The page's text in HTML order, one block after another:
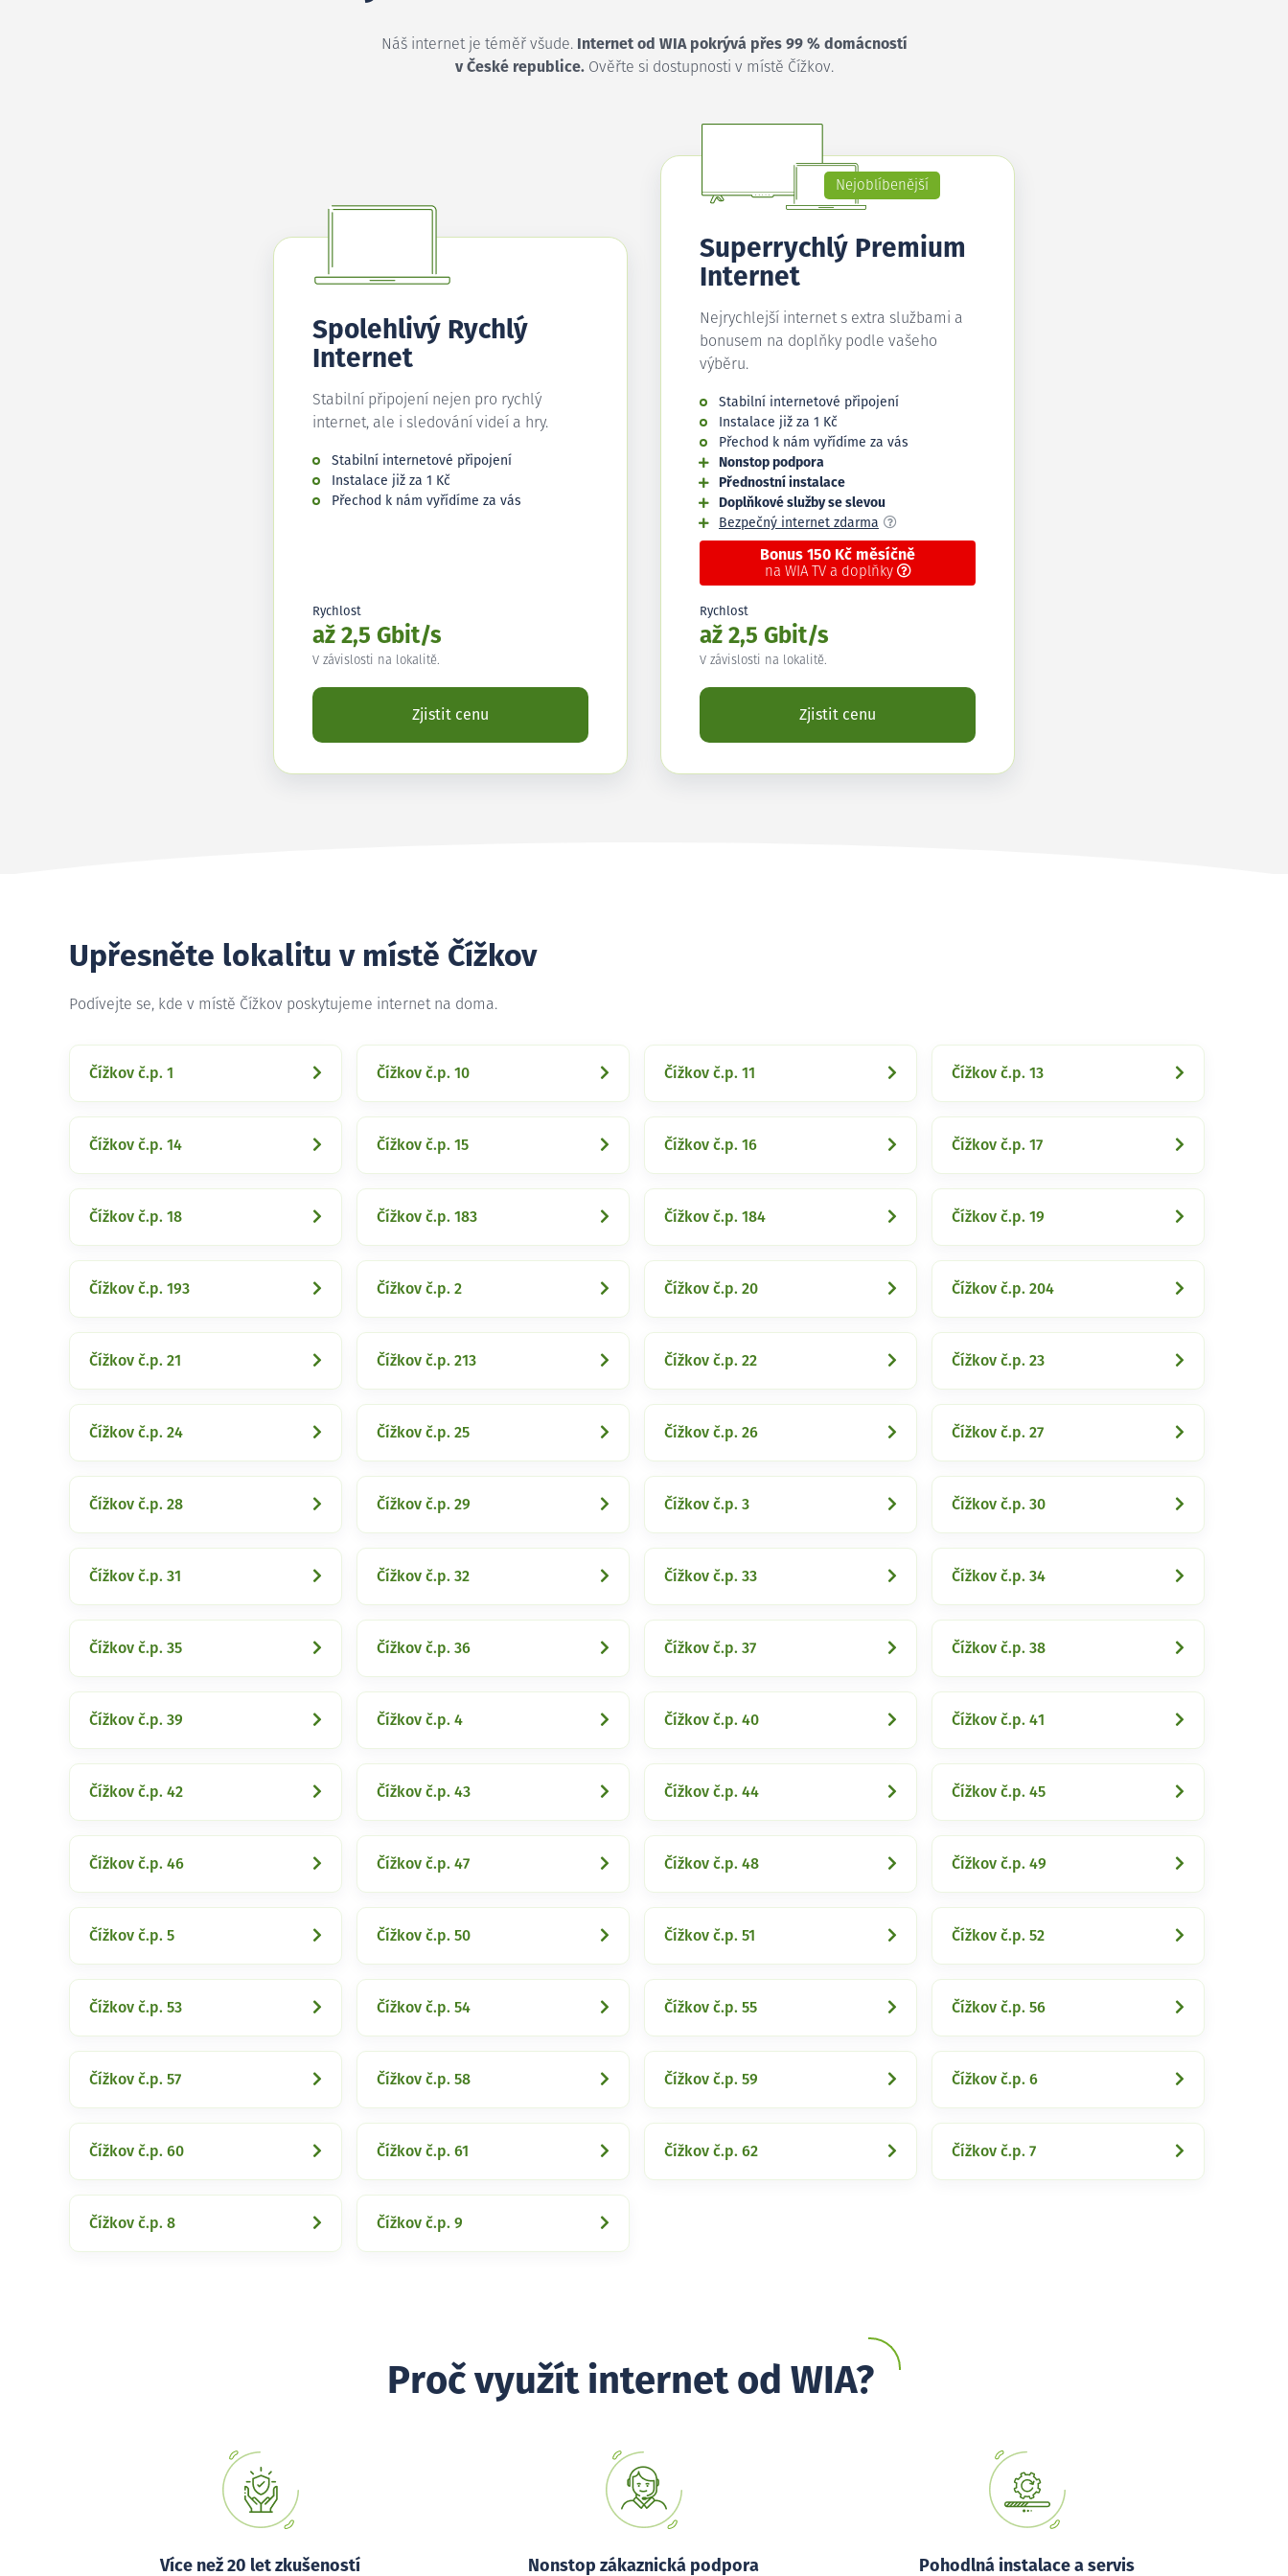
Náš internet je téměř všude.
Internet od WIA pokrývá přes 99 % domácností
v České republice.Ověřte si dostupnosti v místě Čížkov.
Spolehlivý Rychlý
Internet
Stabilní připojení nejen pro rychlý
internet, ale i sledování videí a hry.
Stabilní internetové připojení
Instalace již za 1 Kč
Přechod k nám vyřídíme za vás
Rychlost
až 2,5 Gbit/s
V závislosti na lokalitě.
Zjistit cenu
Nejoblíbenější
Superrychlý Premium
Internet
Nejrychlejší internet s extra službami a
bonusem na doplňky podle vašeho
výběru.
Stabilní internetové připojení
Instalace již za 1 Kč
Přechod k nám vyřídíme za vás
Nonstop podpora
Přednostní instalace
Doplňkové služby se slevou
Bezpečný internet zdarma
Bonus 150 Kč měsíčně
na WIA TV a doplňky
Rychlost
až 2,5 Gbit/s
V závislosti na lokalitě.
Zjistit cenu
Upřesněte lokalitu v místě Čížkov
Podívejte se, kde v místě Čížkov poskytujeme internet na doma.
Čížkov č.p. 1 Čížkov č.p. 10 Čížkov č.p. 11 Čížkov č.p. 13
Čížkov č.p. 14 Čížkov č.p. 15 Čížkov č.p. 16 Čížkov č.p. 17
Čížkov č.p. 18 Čížkov č.p. 183 Čížkov č.p. 184 Čížkov č.p. 19
Čížkov č.p. 193 Čížkov č.p. 2 Čížkov č.p. 20 Čížkov č.p. 204
Čížkov č.p. 21 Čížkov č.p. 213 Čížkov č.p. 22 Čížkov č.p. 23
Čížkov č.p. 24 Čížkov č.p. 25 Čížkov č.p. 26 Čížkov č.p. 27
Čížkov č.p. 28 Čížkov č.p. 29 Čížkov č.p. 3 Čížkov č.p. 30
Čížkov č.p. 31 Čížkov č.p. 32 Čížkov č.p. 33 Čížkov č.p. 34
Čížkov č.p. 35 Čížkov č.p. 36 Čížkov č.p. 37 Čížkov č.p. 38
Čížkov č.p. 39 Čížkov č.p. 4 Čížkov č.p. 40 Čížkov č.p. 41
Čížkov č.p. 42 Čížkov č.p. 43 Čížkov č.p. 44 Čížkov č.p. 45
Čížkov č.p. 46 Čížkov č.p. 47 Čížkov č.p. 48 Čížkov č.p. 49
Čížkov č.p. 5 Čížkov č.p. 50 Čížkov č.p. 51 Čížkov č.p. 52
Čížkov č.p. 53 Čížkov č.p. 54 Čížkov č.p. 55 Čížkov č.p. 56
Čížkov č.p. 57 Čížkov č.p. 58 Čížkov č.p. 59 Čížkov č.p. 6
Čížkov č.p. 60 Čížkov č.p. 61 Čížkov č.p. 62 Čížkov č.p. 7
Čížkov č.p. 8 Čížkov č.p. 9
Proč využít internet od WIA?
Více než 20 let zkušeností Nonstop zákaznická podpora Pohodlná instalace a servis